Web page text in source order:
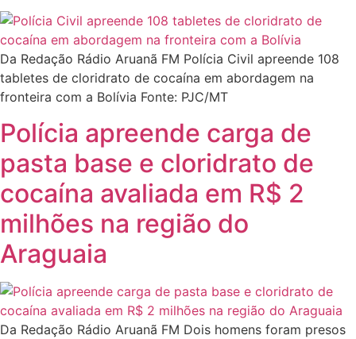
Da Redação Rádio Aruanã FM Polícia Civil apreende 108
tabletes de cloridrato de cocaína em abordagem na
fronteira com a Bolívia Fonte: PJC/MT
Polícia apreende carga de
pasta base e cloridrato de
cocaína avaliada em R$ 2
milhões na região do
Araguaia
Da Redação Rádio Aruanã FM Dois homens foram presos